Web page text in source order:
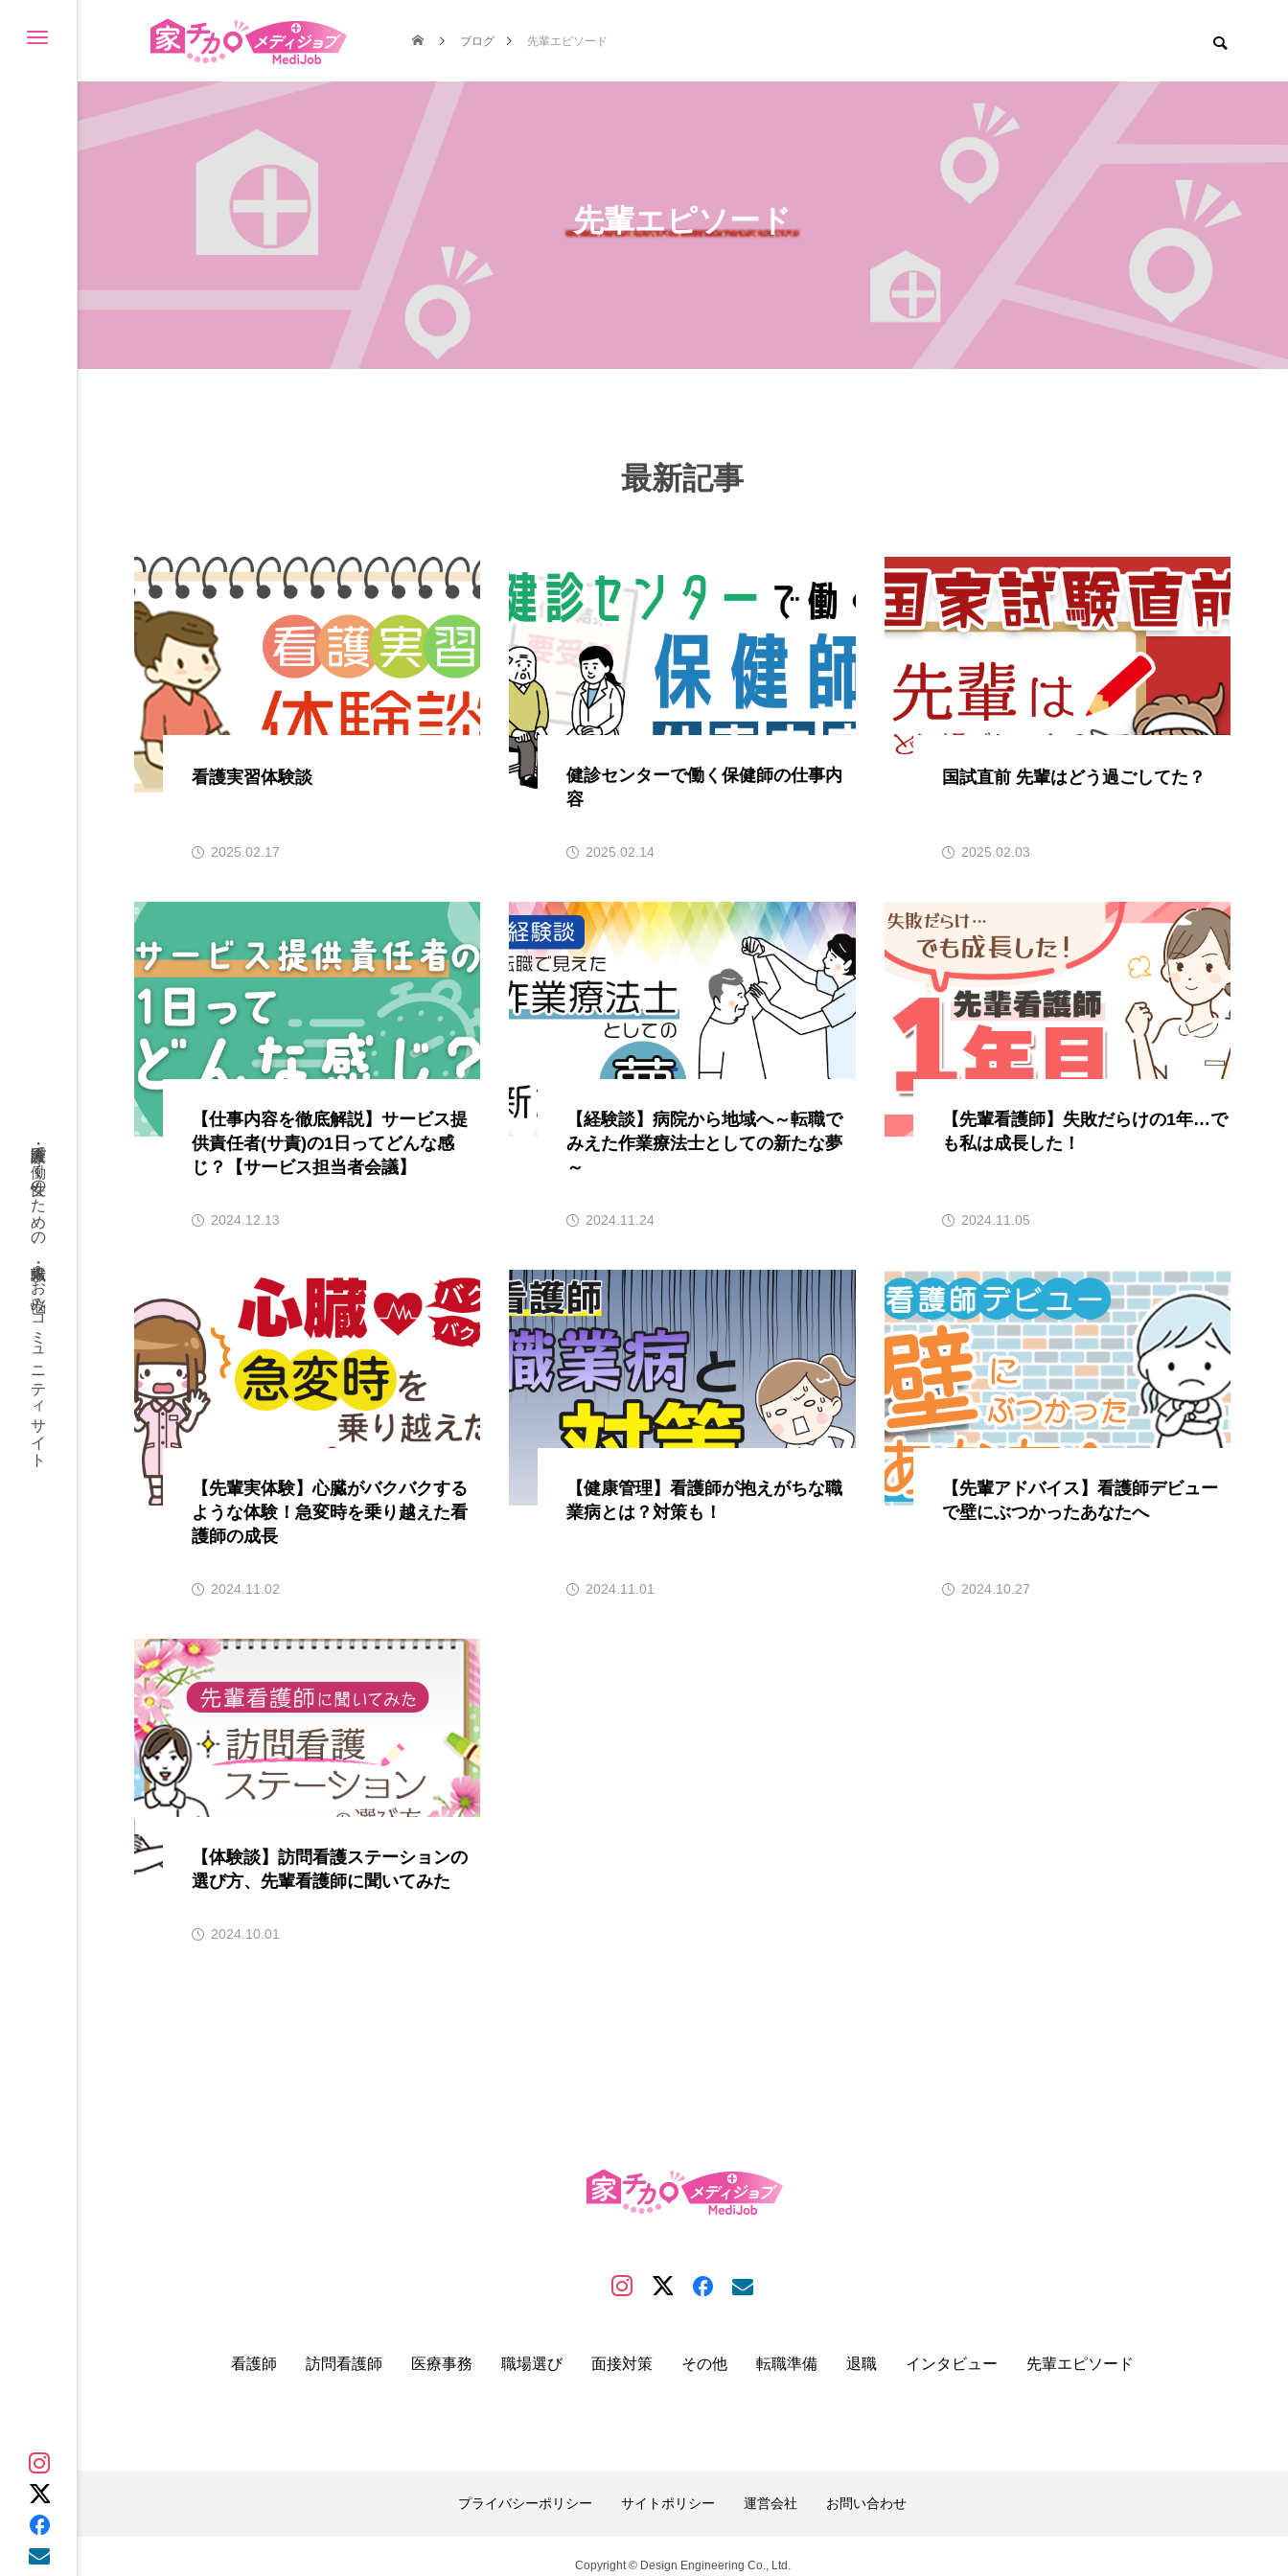
医療・介護で働く女性のための、求人・転職＆お悩みコミュニティサイト
ブログ 先輩エピソード
先輩エピソード
最新記事
看護実習体験談
2025.02.17
健診センターで働く保健師の仕事内
容
2025.02.14
国試直前 先輩はどう過ごしてた？
2025.02.03
【仕事内容を徹底解説】サービス提
供責任者(サ責)の1日ってどんな感
じ？【サービス担当者会議】
2024.12.13
【経験談】病院から地域へ～転職で
みえた作業療法士としての新たな夢
～
2024.11.24
【先輩看護師】失敗だらけの1年…で
も私は成長した！
2024.11.05
【先輩実体験】心臓がバクバクする
ような体験！急変時を乗り越えた看
護師の成長
2024.11.02
【健康管理】看護師が抱えがちな職
業病とは？対策も！
2024.11.01
【先輩アドバイス】看護師デビュー
で壁にぶつかったあなたへ
2024.10.27
【体験談】訪問看護ステーションの
選び方、先輩看護師に聞いてみた
2024.10.01
看護師 訪問看護師 医療事務 職場選び 面接対策 その他 転職準備 退職 インタビュー 先輩エピソード
プライバシーポリシー サイトポリシー 運営会社 お問い合わせ
Copyright © Design Engineering Co., Ltd.